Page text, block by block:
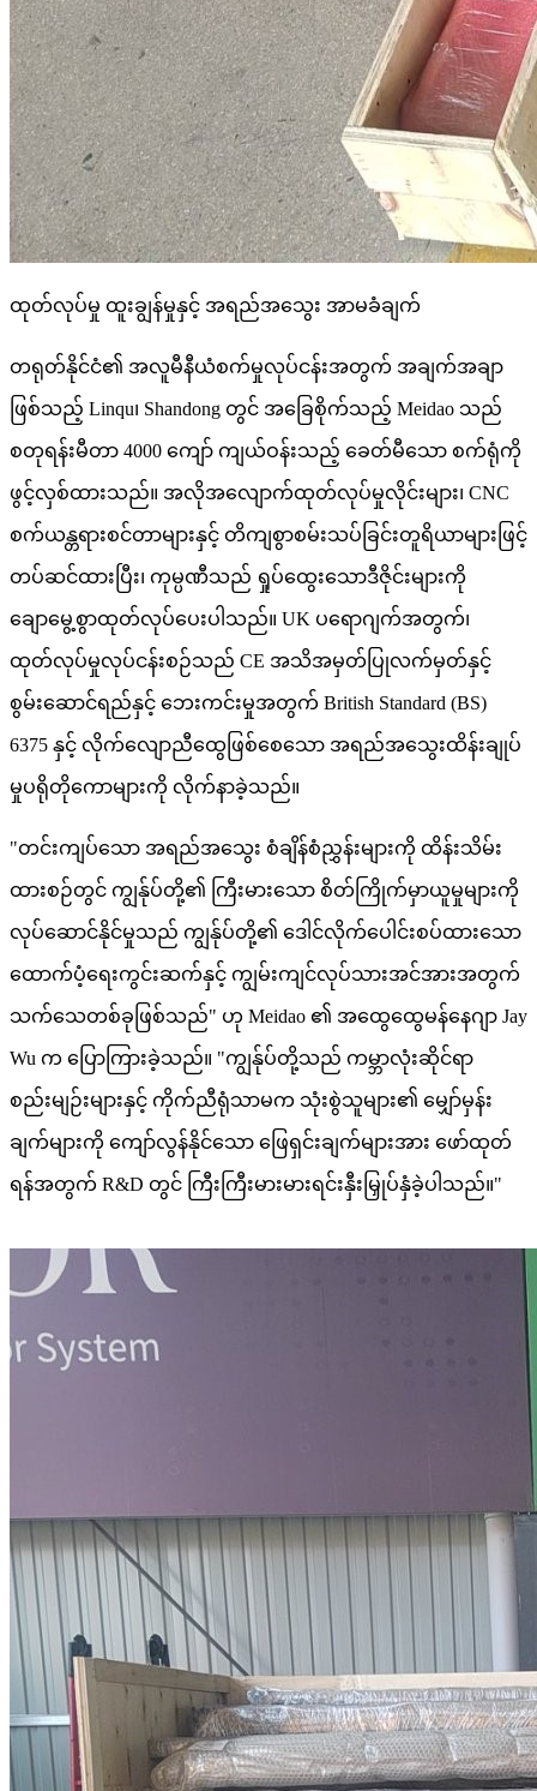
ထုတ်လုပ်မှု ထူးချွန်မှုနှင့် အရည်အသွေး အာမခံချက်
တရုတ်နိုင်ငံ၏ အလူမီနီယံစက်မှုလုပ်ငန်းအတွက် အချက်အချာ
ဖြစ်သည့် Linqu၊ Shandong တွင် အခြေစိုက်သည့် Meidao သည်
စတုရန်းမီတာ 4000 ကျော် ကျယ်ဝန်းသည့် ခေတ်မီသော စက်ရုံကို
ဖွင့်လှစ်ထားသည်။ အလိုအလျောက်ထုတ်လုပ်မှုလိုင်းများ၊ CNC
စက်ယန္တရားစင်တာများနှင့် တိကျစွာစမ်းသပ်ခြင်းတူရိယာများဖြင့်
တပ်ဆင်ထားပြီး၊ ကုမ္ပဏီသည် ရှုပ်ထွေးသောဒီဇိုင်းများကို
ချောမွေ့စွာထုတ်လုပ်ပေးပါသည်။ UK ပရောဂျက်အတွက်၊
ထုတ်လုပ်မှုလုပ်ငန်းစဉ်သည် CE အသိအမှတ်ပြုလက်မှတ်နှင့်
စွမ်းဆောင်ရည်နှင့် ဘေးကင်းမှုအတွက် British Standard (BS)
6375 နှင့် လိုက်လျောညီထွေဖြစ်စေသော အရည်အသွေးထိန်းချုပ်
မှုပရိုတိုကောများကို လိုက်နာခဲ့သည်။
"တင်းကျပ်သော အရည်အသွေး စံချိန်စံညွှန်းများကို ထိန်းသိမ်း
ထားစဉ်တွင် ကျွန်ုပ်တို့၏ ကြီးမားသော စိတ်ကြိုက်မှာယူမှုများကို
လုပ်ဆောင်နိုင်မှုသည် ကျွန်ုပ်တို့၏ ဒေါင်လိုက်ပေါင်းစပ်ထားသော
ထောက်ပံ့ရေးကွင်းဆက်နှင့် ကျွမ်းကျင်လုပ်သားအင်အားအတွက်
သက်သေတစ်ခုဖြစ်သည်" ဟု Meidao ၏ အထွေထွေမန်နေဂျာ Jay
Wu က ပြောကြားခဲ့သည်။ "ကျွန်ုပ်တို့သည် ကမ္ဘာလုံးဆိုင်ရာ
စည်းမျဉ်းများနှင့် ကိုက်ညီရုံသာမက သုံးစွဲသူများ၏ မျှော်မှန်း
ချက်များကို ကျော်လွန်နိုင်သော ဖြေရှင်းချက်များအား ဖော်ထုတ်
ရန်အတွက် R&D တွင် ကြီးကြီးမားမားရင်းနှီးမြှုပ်နှံခဲ့ပါသည်။"